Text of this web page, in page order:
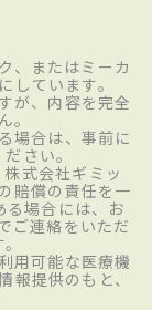
、またはミーカ
しています。
が、内容を完全
。
場合は、事前に
さい。
式会社ギミッ
賠償の責任を一
る場合には、お
ご連絡をいただ
用可能な医療機
報提供のもと、